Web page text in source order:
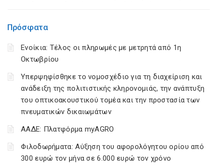
Πρόσφατα
Ενοίκια: Τέλος οι πληρωμές με μετρητά από 1η
Οκτωβρίου
Υπερψηφίσθηκε το νομοσχέδιο για τη διαχείριση και
ανάδειξη της πολιτιστικής κληρονομιάς, την ανάπτυξη
του οπτικοακουστικού τομέα και την προστασία των
πνευματικών δικαιωμάτων
ΑΑΔΕ: Πλατφόρμα myAGRO
Φιλοδωρήματα: Αύξηση του αφορολόγητου ορίου από
300 ευρώ τον μήνα σε 6.000 ευρώ τον χρόνο